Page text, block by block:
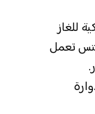
للغاز
تعمل